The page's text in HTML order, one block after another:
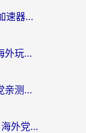
留学生海外党必看：lol最好用的加速器怎么选？附一梦江湖、神鬼传奇加速攻略
境外玩鸿图之下用什么加速器？海外玩家必看的国服游戏加速全攻略
在日本打不开原神怎么办？海外党亲测有效的国服游戏加速指南
在国外用什么加速器打刀塔2好？海外党国服游戏加速避坑指南